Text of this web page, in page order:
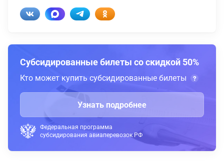
Субсидированные билеты со скидкой 50%
Кто может купить субсидированные билеты
Узнать подробнее
Федеральная программа
субсидирования авиаперевозок РФ